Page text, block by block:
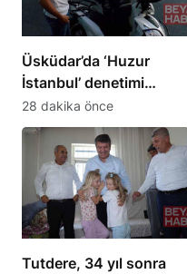
Üsküdar’da ‘Huzur
İstanbul’ denetimi
gerçekleştirildi
28 dakika önce
Tutdere, 34 yıl sonra